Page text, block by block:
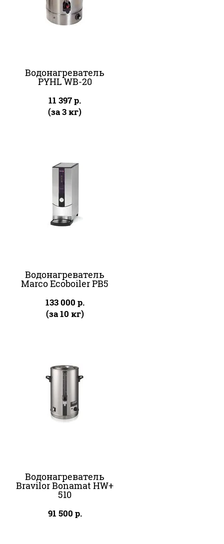
Водонагреватель
PYHL WB-20
11 397р.
(за 3 кг)
Водонагреватель
Marco Ecoboiler PB5
133 000 р.
(за 10 кг)
Водонагреватель
Bravilor Bonamat HW+
510
91 500 р.